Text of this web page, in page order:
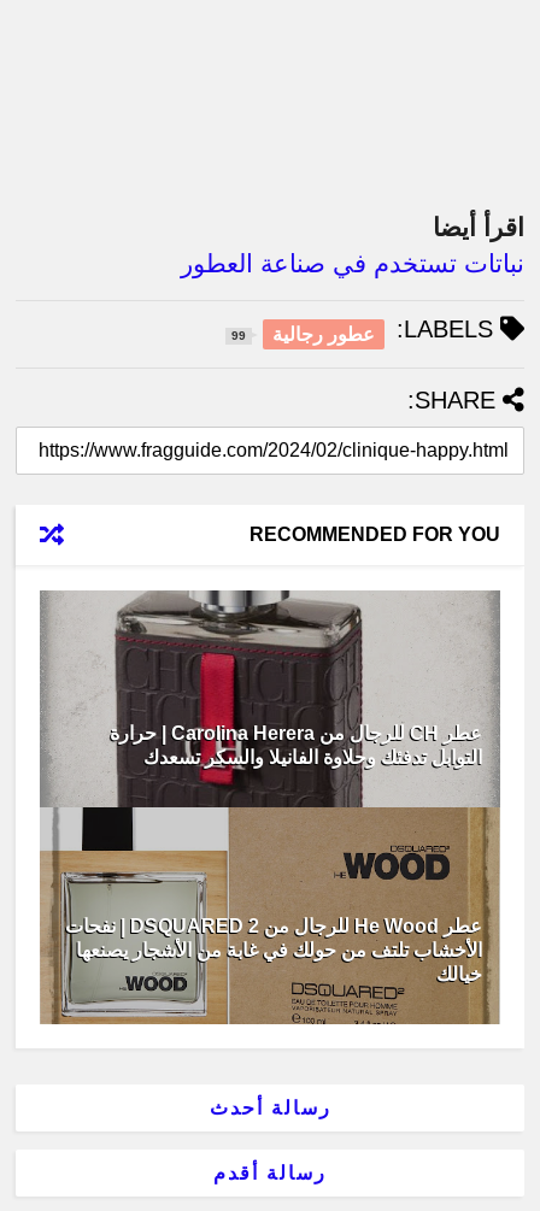
اقرأ أيضا
نباتات تستخدم في صناعة العطور
LABELS: عطور رجالية 99
SHARE:
RECOMMENDED FOR YOU
عطر CH للرجال من Carolina Herera | حرارة
التوابل تدفئك وحلاوة الفانيلا والسكر تسعدك
عطر He Wood للرجال من DSQUARED 2 | نفحات
الأخشاب تلتف من حولك في غابة من الأشجار يصنعها
خيالك
رسالة أحدث
رسالة أقدم